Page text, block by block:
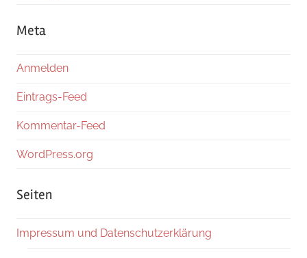
Meta
Anmelden
Eintrags-Feed
Kommentar-Feed
WordPress.org
Seiten
Impressum und Datenschutzerklärung